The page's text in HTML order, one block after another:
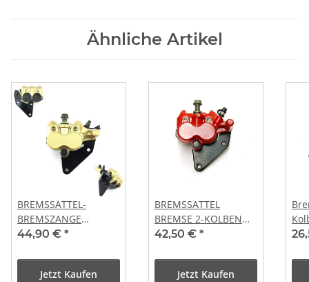
Ähnliche Artikel
BREMSSATTEL-
BREMSZANGE
2Kolben CHINA
44,90 € *
Jetzt Kaufen
BREMSSATTEL
BREMSE 2-KOLBEN
z.B.für JACK FOX FLEX
ZONGSHEN JMSTAR
42,50 € *
Jetzt Kaufen